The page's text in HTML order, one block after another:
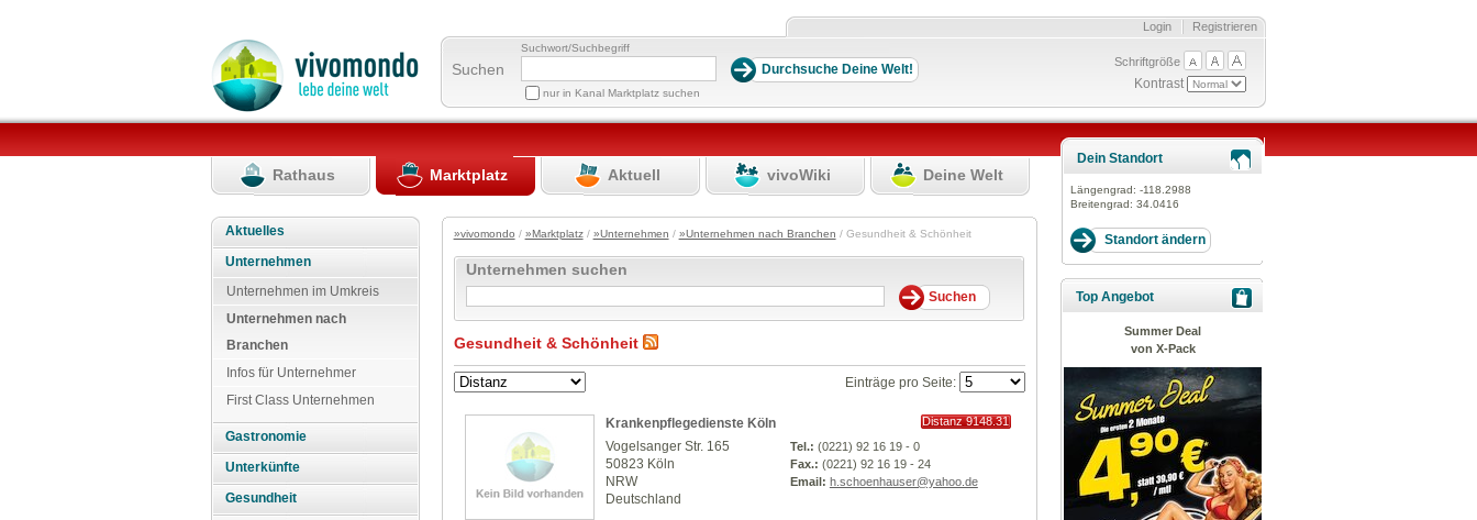
Registrieren
Login
Suchen
Suchwort/Suchbegriff
nur in Kanal Marktplatz suchen
Schriftgröße
Kontrast
Rathaus Marktplatz Aktuell vivoWiki Deine Welt
Aktuelles
Unternehmen
Unternehmen im Umkreis
Unternehmen nach
Branchen
Infos für Unternehmer
First Class Unternehmen
Gastronomie
Unterkünfte
Gesundheit
»vivomondo / »Marktplatz/ »Unternehmen / »Unternehmen nach Branchen / Gesundheit & Schönheit
Unternehmen suchen
Gesundheit & Schönheit
Einträge pro Seite:
Krankenpflegedienste Köln
Distanz 9148.31
Vogelsanger Str. 165
50823 Köln
NRW
Deutschland
Tel.: (0221) 92 16 19 - 0
Fax.: (0221) 92 16 19 - 24
Email: h.schoenhauser@yahoo.de
Dein Standort
Längengrad: -118.2988
Breitengrad: 34.0416
Top Angebot
Summer Deal
von X-Pack